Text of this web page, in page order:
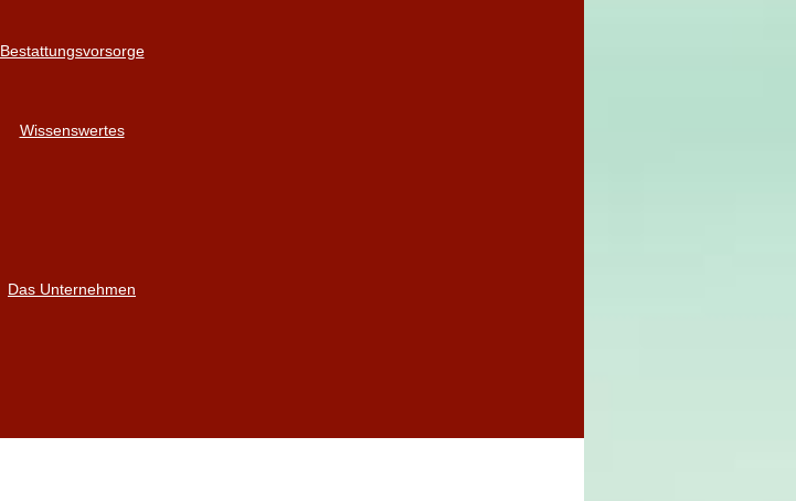
Bestattungsvorsorge
Wissenswertes
Das Unternehmen